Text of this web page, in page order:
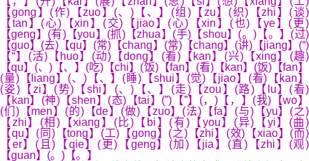
【gong】(作)【zuo】(、)【、】(组)【zu】(织)【zhi】(谈)
【tan】(心)【xin】(交)【jiao】(心)【xin】(也)【ye】(更)
【geng】(有)【you】(抓)【zhua】(手)【shou】(。)【。】(过)
【guo】(去)【qu】(常)【chang】(常)【chang】(讲)【jiang】(“)
【“】(活)【huo】(动)【dong】(看)【kan】(兴)【xing】(趣)
【qu】(、)【、】(吃)【chi】(饭)【fan】(看)【kan】(饭)【fan】
(量)【liang】(、)【、】(睡)【shui】(觉)【jiao】(看)【kan】
(姿)【zi】(势)【shi】(、)【、】(走)【zou】(路)【lu】(看)
【kan】(神)【shen】(态)【tai】(”)【”】(，)【，】(我)【wo】
(们)【men】(的)【de】(做)【zuo】(法)【fa】(与)【yu】(之)
【zhi】(相)【xiang】(比)【bi】(有)【you】(异)【yi】(曲)
【qu】(同)【tong】(工)【gong】(之)【zhi】(效)【xiao】(而)
【er】(且)【qie】(更)【geng】(加)【jia】(直)【zhi】(观)
【guan】(。)【。】